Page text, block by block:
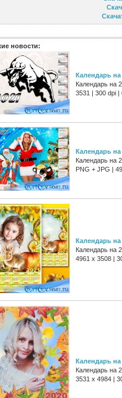
новости:
Календарь
Календарь на
3531 | 300 dpi |
Календарь
Календарь на
PNG + JPG |
Календарь
Календарь на
4961 х 3508 |
Календарь на
Календарь на
3531 x 4984 |